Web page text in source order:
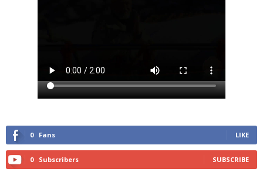
0 Fans LIKE
0 Subscribers SUBSCRIBE